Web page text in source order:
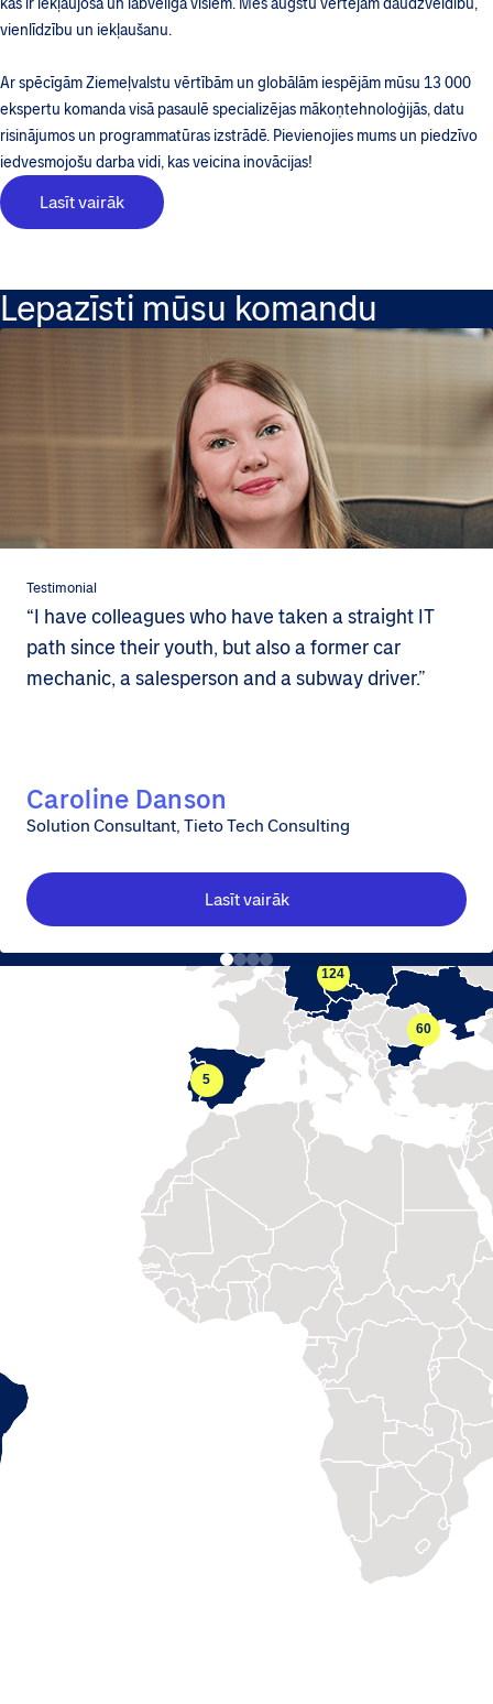
vienlīdzību un iekļaušanu.
Ar spēcīgām Ziemeļvalstu vērtībām un globālām iespējām mūsu 13 000
ekspertu komanda visā pasaulē specializējas mākoņtehnoloģijās, datu
risinājumos un programmatūras izstrādē. Pievienojies mums un piedzīvo
iedvesmojošu darba vidi, kas veicina inovācijas!
Lasīt vairāk
Lepazīsti mūsu komandu
Testimonial
“I have colleagues who have taken a straight IT
path since their youth, but also a former car
mechanic, a salesperson and a subway driver.”
Caroline Danson
Solution Consultant, Tieto Tech Consulting
Lasīt vairāk